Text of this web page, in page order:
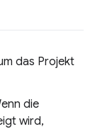
das Projekt
die
wird,